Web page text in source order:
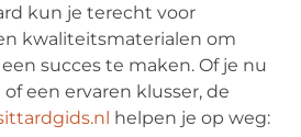
kun je terecht voor
kwaliteitsmaterialen om
succes te maken. Of je nu
een ervaren klusser, de
helpen je op weg: